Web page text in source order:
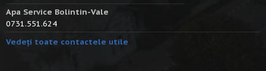
Apa Service Bolintin-Vale
0731.551.624
Vedeți toate contactele utile